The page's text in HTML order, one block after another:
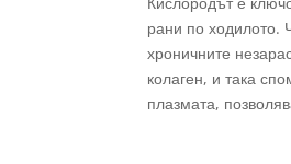
рани по ходилото.
хроничните
колаген, и така
плазмата,